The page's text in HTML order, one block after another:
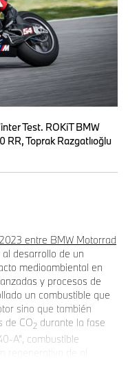
Test. ROKiT BMW
RR, Toprak Razgatlıoğlu
entre BMW Motorrad
desarrollo de un
medioambiental en
y procesos de
un combustible que
sino que también
de CO2 durante la fase
A”, combustible